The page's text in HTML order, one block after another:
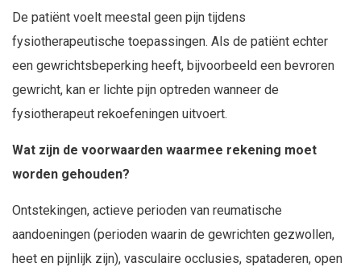
De patiënt voelt meestal geen pijn tijdens
fysiotherapeutische toepassingen. Als de patiënt echter
een gewrichtsbeperking heeft, bijvoorbeeld een bevroren
gewricht, kan er lichte pijn optreden wanneer de
fysiotherapeut rekoefeningen uitvoert.
Wat zijn de voorwaarden waarmee rekening moet
worden gehouden?
Ontstekingen, actieve perioden van reumatische
aandoeningen (perioden waarin de gewrichten gezwollen,
heet en pijnlijk zijn), vasculaire occlusies, spataderen, open